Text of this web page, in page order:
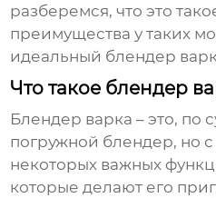
разберемся, что это
преимущества у таких
идеальный блендер
Что такое блендер
Блендер варка – это, по
погружной блендер, но
некоторых важных
которые делают его